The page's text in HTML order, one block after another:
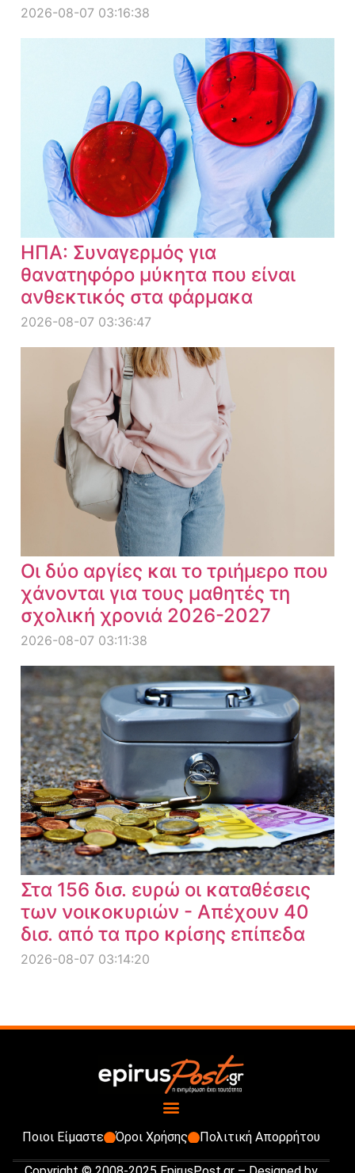
2026-08-07 03:16:38
ΗΠΑ: Συναγερμός για
θανατηφόρο μύκητα που είναι
ανθεκτικός στα φάρμακα
2026-08-07 03:36:47
Οι δύο αργίες και το τριήμερο που
χάνονται για τους μαθητές τη
σχολική χρονιά 2026-2027
2026-08-07 03:11:38
Στα 156 δισ. ευρώ οι καταθέσεις
των νοικοκυριών - Απέχουν 40
δισ. από τα προ κρίσης επίπεδα
2026-08-07 03:14:20
Ποιοι Είμαστε Όροι Χρήσης Πολιτική Απορρήτου